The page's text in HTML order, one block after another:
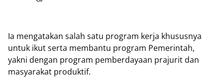
Ia mengatakan salah satu program kerja khususnya
untuk ikut serta membantu program Pemerintah,
yakni dengan program pemberdayaan prajurit dan
masyarakat produktif.